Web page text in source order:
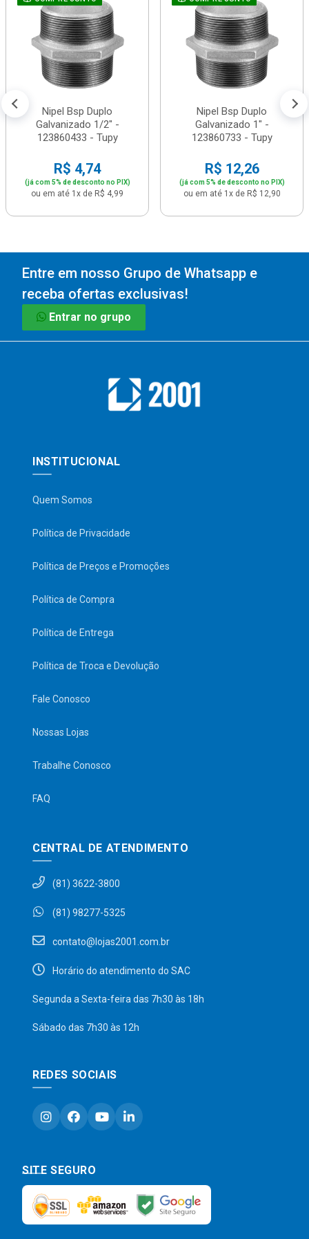
Nipel Bsp Duplo
Galvanizado 1/2" -
123860433 - Tupy
R$ 4,74
(já com 5% de desconto no PIX)
ou em até 1x de R$ 4,99
Nipel Bsp Duplo
Galvanizado 1" -
123860733 - Tupy
R$ 12,26
(já com 5% de desconto no PIX)
ou em até 1x de R$ 12,90
Entre em nosso Grupo de Whatsapp e
receba ofertas exclusivas!
Entrar no grupo
INSTITUCIONAL
Quem Somos
Política de Privacidade
Política de Preços e Promoções
Política de Compra
Política de Entrega
Política de Troca e Devolução
Fale Conosco
Nossas Lojas
Trabalhe Conosco
FAQ
CENTRAL DE ATENDIMENTO
(81) 3622-3800
(81) 98277-5325
contato@lojas2001.com.br
Horário do atendimento do SAC
Segunda a Sexta-feira das 7h30 às 18h
Sábado das 7h30 às 12h
REDES SOCIAIS
SITE SEGURO